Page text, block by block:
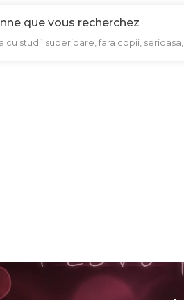
que vous recherchez
cu studii superioare, fara copii,